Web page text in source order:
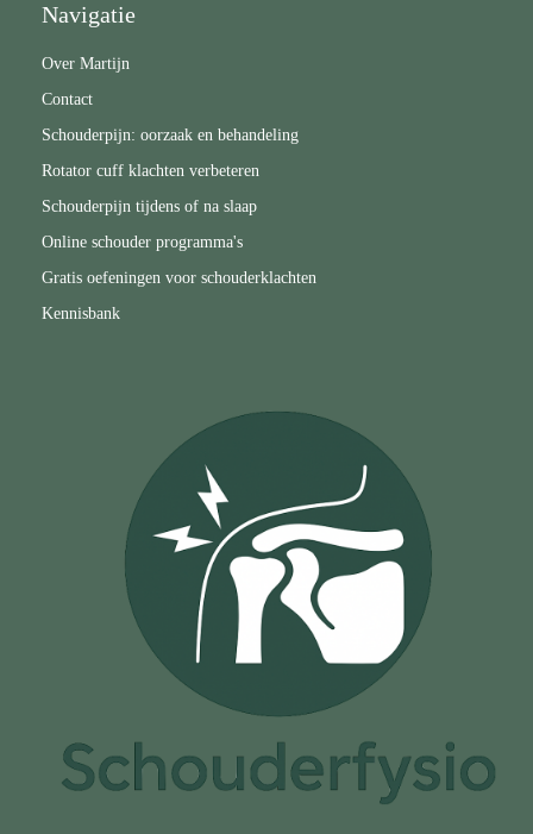
Navigatie
Over Martijn
Contact
Schouderpijn: oorzaak en behandeling
Rotator cuff klachten verbeteren
Schouderpijn tijdens of na slaap
Online schouder programma's
Gratis oefeningen voor schouderklachten
Kennisbank